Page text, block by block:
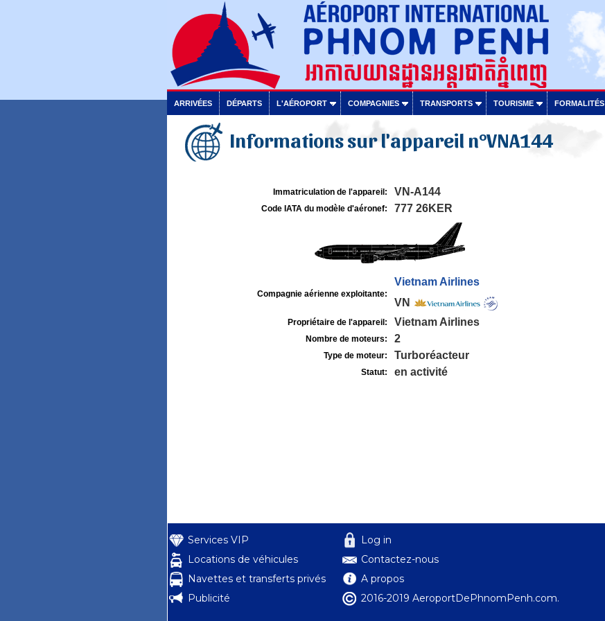
ARRIVÉES DÉPARTS L'AÉROPORT COMPAGNIES TRANSPORTS TOURISME FORMALITÉS
Informations sur l'appareil n°VNA144
Immatriculation de l'appareil: VN-A144
Code IATA du modèle d'aéronef: 777 26KER
Compagnie aérienne exploitante:
Vietnam Airlines
VN
Propriétaire de l'appareil: Vietnam Airlines
Nombre de moteurs: 2
Type de moteur: Turboréacteur
Statut: en activité
Services VIP
Locations de véhicules
Navettes et transferts privés
Publicité
Log in
Contactez-nous
A propos
2016-2019 AeroportDePhnomPenh.com.